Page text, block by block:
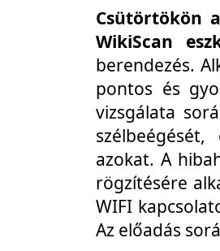
Csütörtökön
WikiScan
berendezés.
pontos és
vizsgálata
azokat. A
rögzítésére
WIFI
Az előadás